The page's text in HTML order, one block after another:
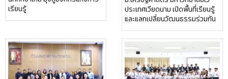
เรียนรู้
ประเทศเวียดนาม เปิดพื้นที่เรียนรู้
และแลกเปลี่ยนวัฒนธรรมร่วมกัน